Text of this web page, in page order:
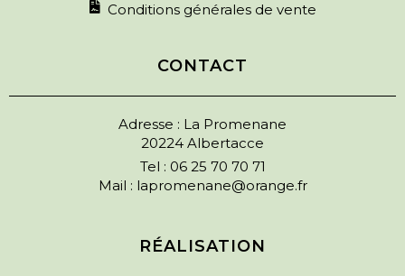
Conditions générales de vente
CONTACT
Adresse : La Promenane
20224 Albertacce
Tel : 06 25 70 70 71
Mail : lapromenane@orange.fr
RÉALISATION